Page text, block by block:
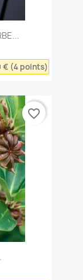
€ (4 points)
favorite_border